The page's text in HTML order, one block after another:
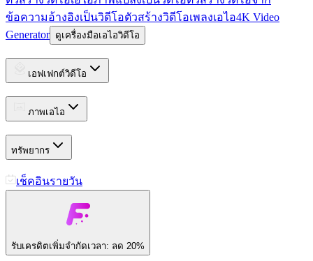
ข้อความอ้างอิงเป็นวิดีโอตัวสร้างวิดีโอเพลงเอไอ4K Video
Generator ดูเครื่องมือเอไอวิดีโอ
เอฟเฟกต์วิดีโอ
ภาพเอไอ
ทรัพยากร
เช็คอินรายวัน
รับเครดิตเพิ่มจำกัดเวลา: ลด 20%